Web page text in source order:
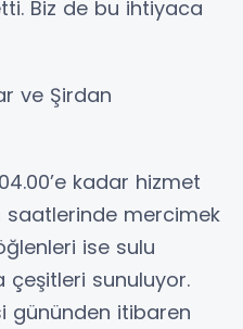
Biz de bu ihtiyaca
ve Şirdan
kadar hizmet
mercimek
ise sulu
çeşitleri sunuluyor.
gününden itibaren